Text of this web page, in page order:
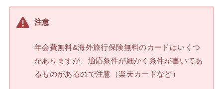
注意
年会費無料&海外旅行保険無料のカードはいくつ
かありますが、適応条件が細かく条件が書いてあ
るものがあるので注意（楽天カードなど）